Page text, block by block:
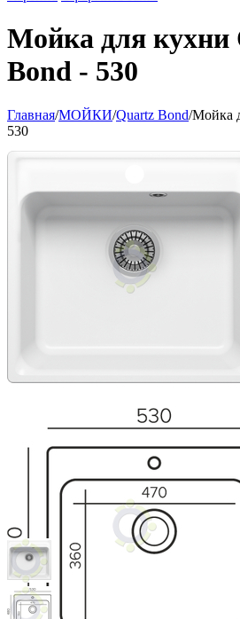
Мойка для кухни
Bond - 530
Главная/МОЙКИ/Quartz Bond/Мойка
530